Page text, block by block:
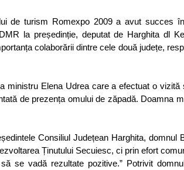
de turism Romexpo 2009 a avut succes
la președinție, deputat de Harghita dl
colaborării dintre cele două județe,
ministru Elena Udrea care a efectuat o
de prezența omului de zăpadă. Doamna
Consiliul Județean Harghita, domnul
Ținutului Secuiesc, ci prin efort
se vadă rezultate pozitive.” Potrivit